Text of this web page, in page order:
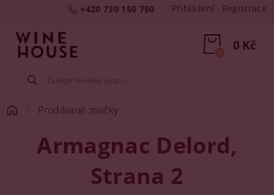
+420 730 150 750 Přihlášení Registrace
0 Kč
0
Prodávané značky
Armagnac Delord,
Strana 2